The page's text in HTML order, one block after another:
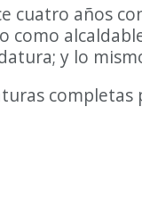
cuatro años
como
y lo
completas